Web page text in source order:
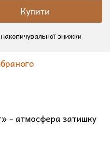
Купити
знижки
- атмосфера затишку